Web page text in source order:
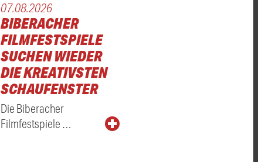
07.08.2026
BIBERACHER
FILMFESTSPIELE
SUCHEN WIEDER
DIE KREATIVSTEN
SCHAUFENSTER
Die Biberacher
Filmfestspiele …